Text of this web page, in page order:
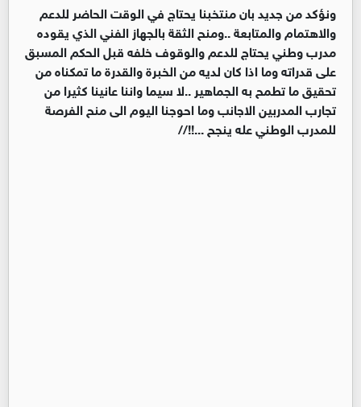
ونؤكد من جديد بان منتخبنا يحتاج في الوقت الحاضر للدعم
والاهتمام والمتابعة ..ومنح الثقة بالجهاز الفني الذي يقوده
مدرب وطني يحتاج للدعم والوقوف خلفه قبل الحكم المسبق
على قدراته وما اذا كان لديه من الخبرة والقدرة ما تمكناه من
تحقيق ما تطمح به الجماهير ..لا سيما واننا عانينا كثيرا من
تجارب المدربين الاجانب وما احوجنا اليوم الى منح الفرصة
للمدرب الوطني عله ينجح ...!!//